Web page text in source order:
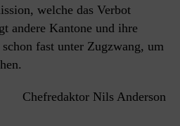
welche das Verbot
andere Kantone und ihre
fast unter Zugzwang, um
Chefredaktor Nils Anderson